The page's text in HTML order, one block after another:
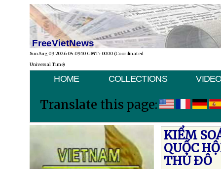
FreeVietNews
Sun Aug 09 2026 05:09:10 GMT+0000 (Coordinated
Universal Time)
HOME COLLECTIONS
Translate this page:
KIỂM
QUỐC
THỦ ÐÔ